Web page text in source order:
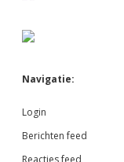
Navigatie:
Login
Berichten feed
Reacties feed